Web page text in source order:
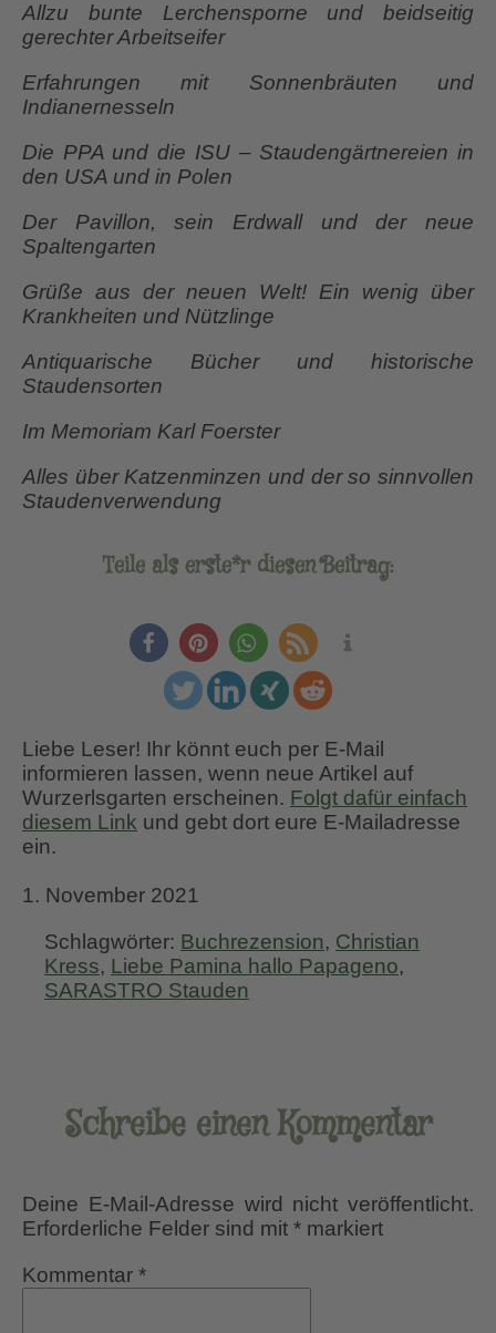
Allzu bunte Lerchensporne und beidseitig
gerechter Arbeitseifer
Erfahrungen mit Sonnenbräuten und
Indianernesseln
Die PPA und die ISU – Staudengärtnereien in
den USA und in Polen
Der Pavillon, sein Erdwall und der neue
Spaltengarten
Grüße aus der neuen Welt! Ein wenig über
Krankheiten und Nützlinge
Antiquarische Bücher und historische
Staudensorten
Im Memoriam Karl Foerster
Alles über Katzenminzen und der so sinnvollen
Staudenverwendung
Teile als erste*r diesen Beitrag:
Liebe Leser! Ihr könnt euch per E-Mail
informieren lassen, wenn neue Artikel auf
Wurzerlsgarten erscheinen. Folgt dafür einfach
diesem Link und gebt dort eure E-Mailadresse
ein.
1. November 2021
Schlagwörter: Buchrezension, Christian
Kress, Liebe Pamina hallo Papageno,
SARASTRO Stauden
Schreibe einen Kommentar
Deine E-Mail-Adresse wird nicht veröffentlicht.
Erforderliche Felder sind mit * markiert
Kommentar *